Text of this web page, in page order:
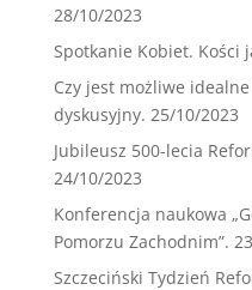
28/10/2023
Spotkanie Kobiet. Kości
Czy jest możliwe
dyskusyjny. 25/10/2023
Jubileusz 500-lecia
24/10/2023
Konferencja naukowa
Pomorzu Zachodnim”.
Szczeciński Tydzień